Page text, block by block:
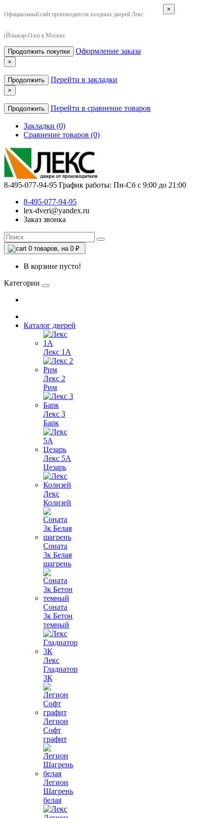
Официальный сайт производителя входных дверей Лекс
(Йошкар-Ола) в Москве
×
Продолжить покупки Оформление заказа
×
Продолжить Перейти в закладки
×
Продолжить Перейти в сравнение товаров
Закладки (0)
Сравнение товаров (0)
8-495-077-94-95 График работы: Пн-Сб с 9:00 до 21:00
8-495-077-94-95
lex-dveri@yandex.ru
Заказ звонка
0 товаров, на 0 ₽
В корзине пусто!
Категории
Каталог дверей
Лекс 1А
Лекс 2
Рим
Лекс 3
Барк
Лекс 5А
Цезарь
Лекс
Колизей
Соната
3к Белая
шагрень
Соната
3к Бетон
темный
Лекс
Гладиатор
3К
Легион
Софт
графит
Легион
Шагрень
белая